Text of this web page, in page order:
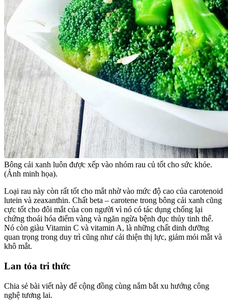
Bông cải xanh luôn được xếp vào nhóm rau củ tốt cho sức khỏe.
(Ảnh minh họa).
Loại rau này còn rất tốt cho mắt nhờ vào mức độ cao của carotenoid
lutein và zeaxanthin. Chất beta – carotene trong bông cải xanh cũng
cực tốt cho đôi mắt của con người vì nó có tác dụng chống lại
chứng thoái hóa điểm vàng và ngăn ngừa bệnh đục thủy tinh thể.
Nó còn giàu Vitamin C và vitamin A, là những chất dinh dưỡng
quan trọng trong duy trì cũng như cải thiện thị lực, giảm mỏi mắt và
khô mắt.
Lan tỏa tri thức
Chia sẻ bài viết này để cộng đồng cùng nắm bắt xu hướng công
nghệ tương lai.